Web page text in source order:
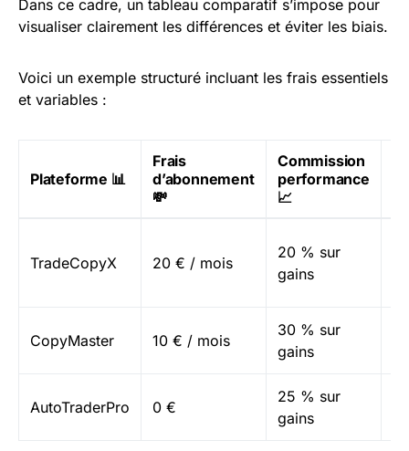
Dans ce cadre, un tableau comparatif s’impose pour
visualiser clairement les différences et éviter les biais.
Voici un exemple structuré incluant les frais essentiels
et variables :
Plateforme 📊
Frais
d’abonnement
💸
Commission
performance
📈
TradeCopyX 20 € / mois
20 % sur
gains
CopyMaster 10 € / mois
30 % sur
gains
AutoTraderPro 0 €
25 % sur
gains